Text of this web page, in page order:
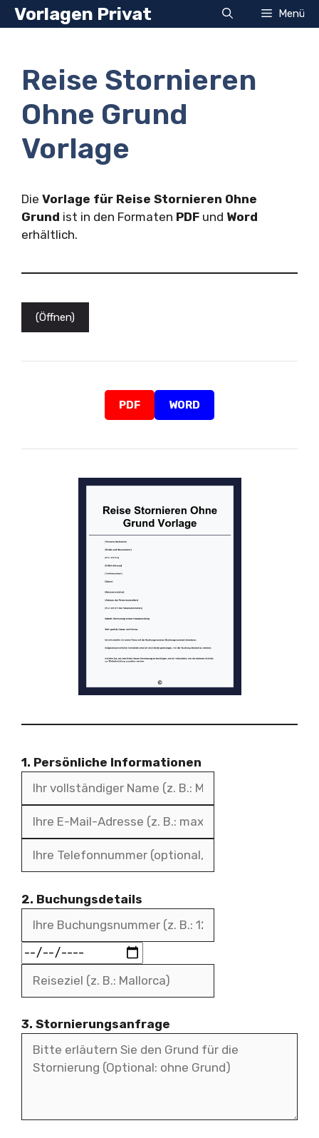
Zum
Inhalt
Vorlagen Privat Menü
Reise Stornieren
Ohne Grund
Vorlage
Die Vorlage für Reise Stornieren Ohne
Grund ist in den Formaten PDF und Word
erhältlich.
(Öffnen)
PDF WORD
1. Persönliche Informationen
2. Buchungsdetails
3. Stornierungsanfrage